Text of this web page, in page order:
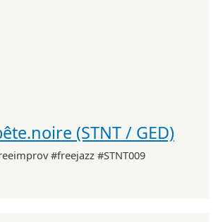
(STNT / GED)
#freejazz #STNT009